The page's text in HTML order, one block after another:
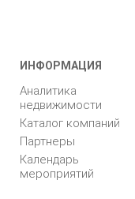
ИНФОРМАЦИЯ
Аналитика
недвижимости
Каталог компаний
Партнеры
Календарь
мероприятий